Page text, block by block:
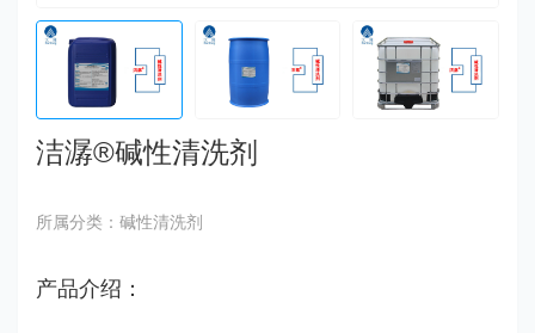
洁潺®碱性清洗剂
所属分类：碱性清洗剂
产品介绍：